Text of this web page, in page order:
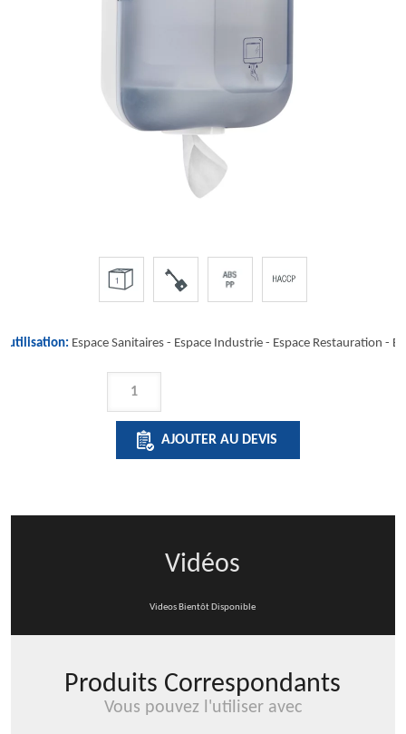
Espace Sanitaires - Espace Industrie- Espace Restauration -
QUANTITÉ
AJOUTER AU DEVIS
Vidéos
Videos Bientôt Disponible
Produits Correspondants
Vous pouvez l'utiliser avec